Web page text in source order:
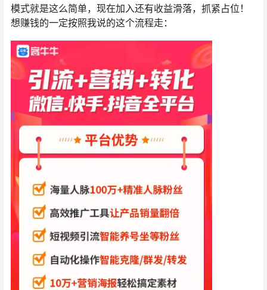
模式就是这么简单，现在加入还有收益滑落，抓紧占位！
想赚钱的一定按照我说的这个流程走：